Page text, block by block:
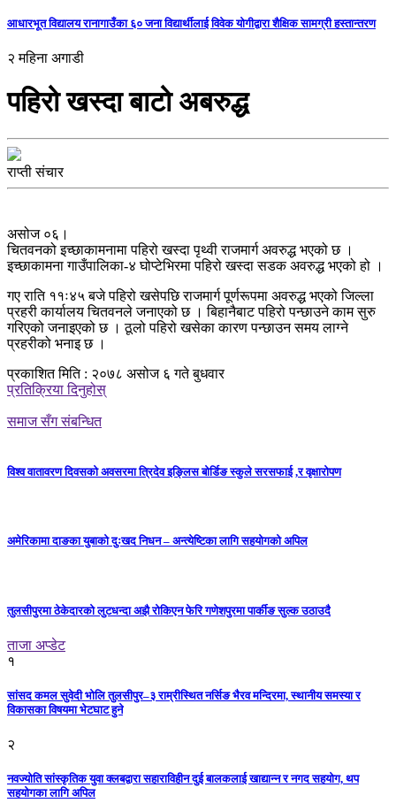
आधारभूत विद्यालय रानागाउँका ६० जना विद्यार्थीलाई विवेक योगीद्वारा शैक्षिक सामग्री हस्तान्तरण
२ महिना अगाडी
पहिरो खस्दा बाटो अबरुद्ध
राप्ती संचार
असोज ०६।
चितवनको इच्छाकामनामा पहिरो खस्दा पृथ्वी राजमार्ग अवरुद्ध भएको छ ।
इच्छाकामना गाउँपालिका-४ घोप्टेभिरमा पहिरो खस्दा सडक अवरुद्ध भएको हो ।
गए राति ११ः४५ बजे पहिरो खसेपछि राजमार्ग पूर्णरूपमा अवरुद्ध भएको जिल्ला
प्रहरी कार्यालय चितवनले जनाएको छ । बिहानैबाट पहिरो पन्छाउने काम सुरु
गरिएको जनाइएको छ । ठूलो पहिरो खसेका कारण पन्छाउन समय लाग्ने
प्रहरीको भनाइ छ ।
प्रकाशित मिति : २०७८ असोज ६ गते बुधवार
प्रतिक्रिया दिनुहोस्
समाज सँग संबन्धित
विश्व वातावरण दिवसको अवसरमा त्रिदेव इङ्लिस बोर्डिङ स्कुले सरसफाई ,र वृक्षारोपण
अमेरिकामा दाङका युबाको दुःखद निधन – अन्त्येष्टिका लागि सहयोगको अपिल
तुलसीपुरमा ठेकेदारको लुटधन्दा अझै रोकिएन फेरि गणेशपुरमा पार्कीङ सुल्क उठाउदै
ताजा अप्डेट
१
सांसद कमल सुवेदी भोलि तुलसीपुर–३ राम्रीस्थित नर्सिङ भैरव मन्दिरमा, स्थानीय समस्या र
विकासका विषयमा भेटघाट हुने
२
नवज्योति सांस्कृतिक युवा क्लबद्वारा सहाराविहीन दुई बालकलाई खाद्यान्न र नगद सहयोग, थप
सहयोगका लागि अपिल